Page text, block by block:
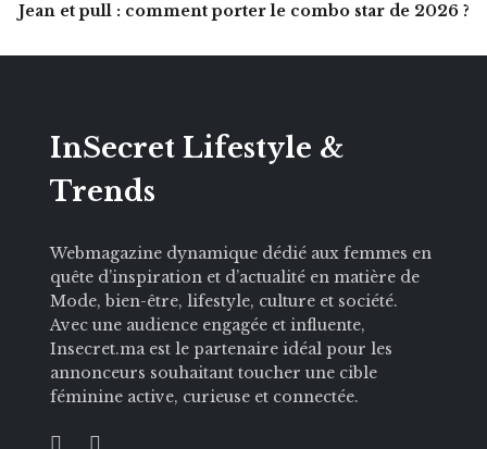
Jean et pull : comment porter le combo star de 2026 ?
InSecret Lifestyle &
Trends
Webmagazine dynamique dédié aux femmes en
quête d’inspiration et d’actualité en matière de
Mode, bien-être, lifestyle, culture et société.
Avec une audience engagée et influente,
Insecret.ma est le partenaire idéal pour les
annonceurs souhaitant toucher une cible
féminine active, curieuse et connectée.